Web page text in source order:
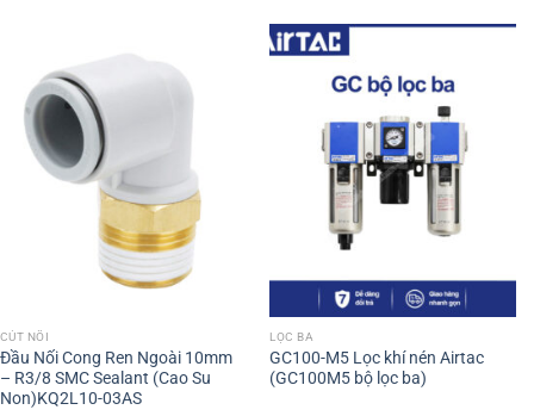
CÚT NỐI
Đầu Nối Cong Ren Ngoài 10mm
– R3/8 SMC Sealant (Cao Su
Non)KQ2L10-03AS
LỌC BA
GC100-M5 Lọc khí nén Airtac
(GC100M5 bộ lọc ba)